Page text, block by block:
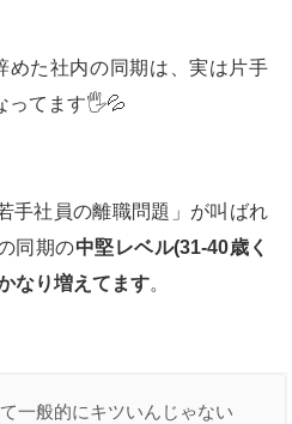
めた社内の同期は、実は片手
ってます🖐💦
手社員の離職問題」が叫ばれ
同期の中堅レベル(31-40歳く
なり増えてます。
一般的にキツいんじゃない